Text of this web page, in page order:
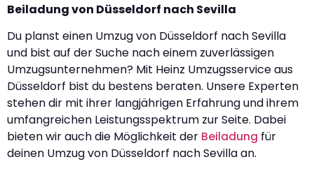
Beiladung von Düsseldorf nach Sevilla
Du planst einen Umzug von Düsseldorf nach Sevilla
und bist auf der Suche nach einem zuverlässigen
Umzugsunternehmen? Mit Heinz Umzugsservice aus
Düsseldorf bist du bestens beraten. Unsere Experten
stehen dir mit ihrer langjährigen Erfahrung und ihrem
umfangreichen Leistungsspektrum zur Seite. Dabei
bieten wir auch die Möglichkeit der Beiladung für
deinen Umzug von Düsseldorf nach Sevilla an.